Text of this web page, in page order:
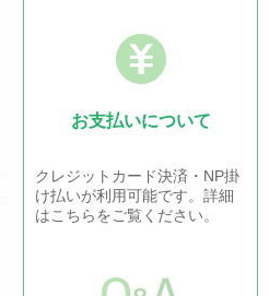
お支払いについて
クレジットカード決済・NP掛
け払いが利用可能です。詳細
はこちらをご覧ください。